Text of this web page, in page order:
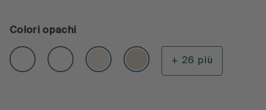
Colori opachi
+ 26 più